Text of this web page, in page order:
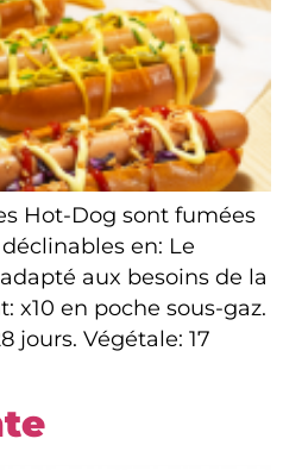
Hot-Dog sont fumées
en: Le
aux besoins de la
x10 en poche sous-gaz.
jours. Végétale: 17